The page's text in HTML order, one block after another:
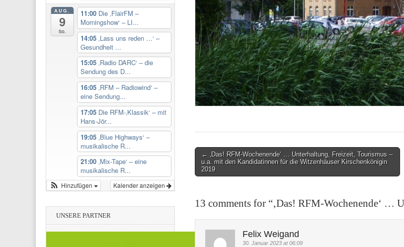
Post
navigation
← ‚Das! RFM-Wochenende‘ … Unterhaltung, Freizeit, Tourismus –
u.a. mit den Kandidatinnen für die Witzenhäuser Kirschenkönigin
2019
13 comments for “‚Das! RFM-Wochenende‘ …
Felix Weigand
30. Januar 2023 at 06:09
AUG.
9
So.
11:00 Die ‚FlairFM –
Morningshow‘ – LI...
14:05 ‚Lass uns reden …‘ –
Gesundheit ...
15:05 ‚Radio DARC‘ – die
Sendung des D...
16:05 ‚RFM – Radiowind‘ –
eine Sendung...
17:05 Die RFM-‚Klassik‘ – mit
Hans-Jör...
19:05 ‚Blue Highways‘ –
musikalische R...
21:00 ‚Mix-Tape‘ – eine
musikalische R...
Kalender anzeigen
Hinzufügen
UNSERE PARTNER